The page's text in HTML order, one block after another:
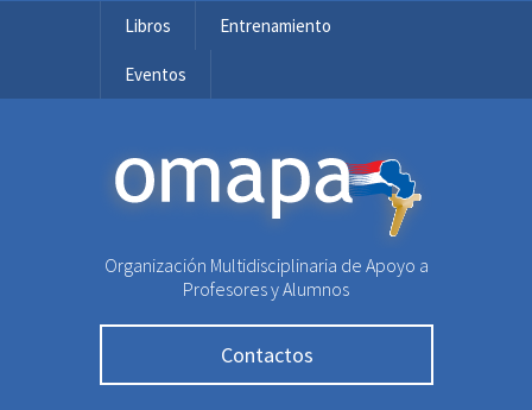
Libros Entrenamiento
Eventos
OMAPA
Organización Multidisciplinaria de Apoyo a
Profesores y Alumnos
Contactos